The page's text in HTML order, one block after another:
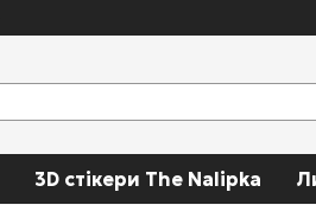
3D стікери The Nalipka